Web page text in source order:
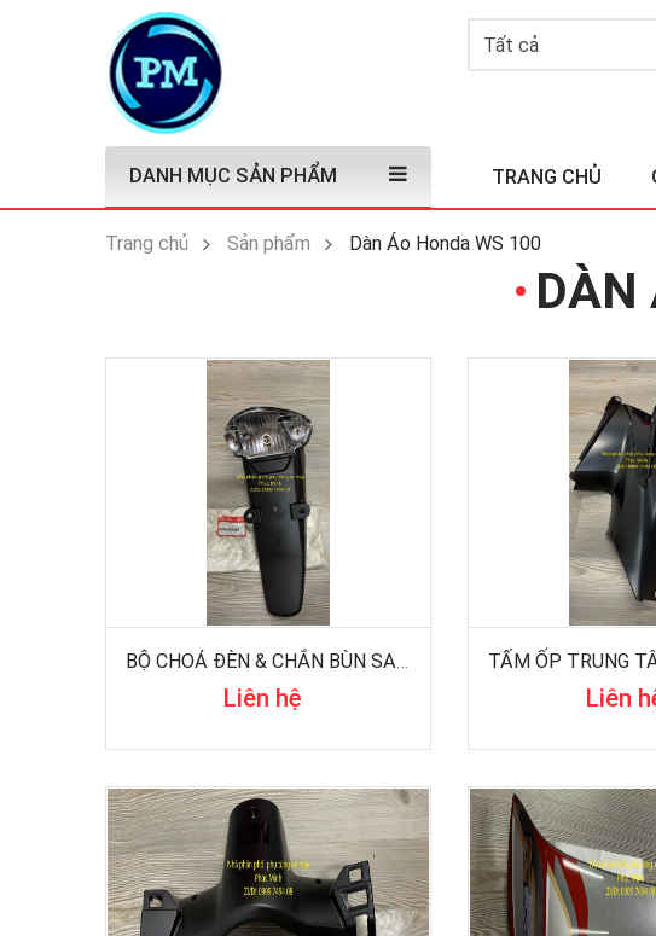
DANH MỤC SẢN PHẨM TRANG CHỦ
Trang chủ Sản phẩm Dàn Áo Honda WS 100
DÀN
BỘ CHOÁ ĐÈN & CHẮN BÙN SAU WS100
Liên hệ Liên